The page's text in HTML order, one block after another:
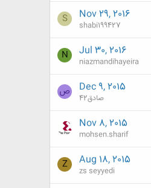
Nov 29, 2016
shabi199427
S
Jul 30, 2016
niazmandihayeira
N
Dec 9, 2015
صادق42 ص
Nov 8, 2015
mohsen.sharif
Aug 18, 2015
zs seyyedi
Z